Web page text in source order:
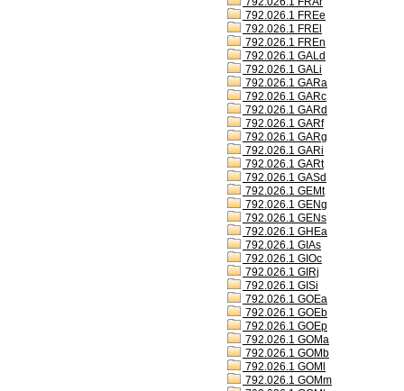
792.026.1 FREe
792.026.1 FREl
792.026.1 FREn
792.026.1 GALd
792.026.1 GALi
792.026.1 GARa
792.026.1 GARc
792.026.1 GARd
792.026.1 GARf
792.026.1 GARg
792.026.1 GARi
792.026.1 GARt
792.026.1 GASd
792.026.1 GEMt
792.026.1 GENg
792.026.1 GENs
792.026.1 GHEa
792.026.1 GIAs
792.026.1 GIOc
792.026.1 GIRj
792.026.1 GISi
792.026.1 GOEa
792.026.1 GOEb
792.026.1 GOEp
792.026.1 GOMa
792.026.1 GOMb
792.026.1 GOMl
792.026.1 GOMm